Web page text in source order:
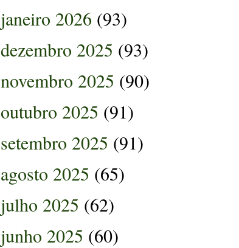
janeiro 2026 (93)
dezembro 2025 (93)
novembro 2025 (90)
outubro 2025 (91)
setembro 2025 (91)
agosto 2025 (65)
julho 2025 (62)
junho 2025 (60)